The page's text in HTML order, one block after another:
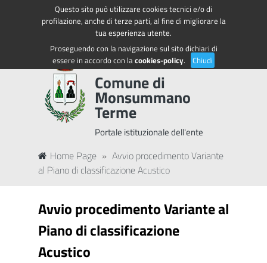
Questo sito può utilizzare cookies tecnici e/o di
profilazione, anche di terze parti, al fine di migliorare la
tua esperienza utente.
Proseguendo con la navigazione sul sito dichiari di
essere in accordo con lacookies-policy. Chiudi
Regione Toscana Accedi ai servizi
Comune di
Monsummano
Terme
Portale istituzionale dell'ente
Home Page » Avvio procedimento Variante
al Piano di classificazione Acustico
Avvio procedimento Variante al
Piano di classificazione
Acustico